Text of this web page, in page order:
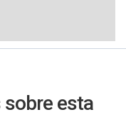
esta